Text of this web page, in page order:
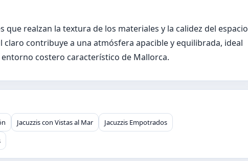
realzan la textura de los materiales y la calidez del espacio
contribuye a una atmósfera apacible y equilibrada, ideal
costero característico de Mallorca.
Jacuzzis con Vistas al Mar
Jacuzzis Empotrados